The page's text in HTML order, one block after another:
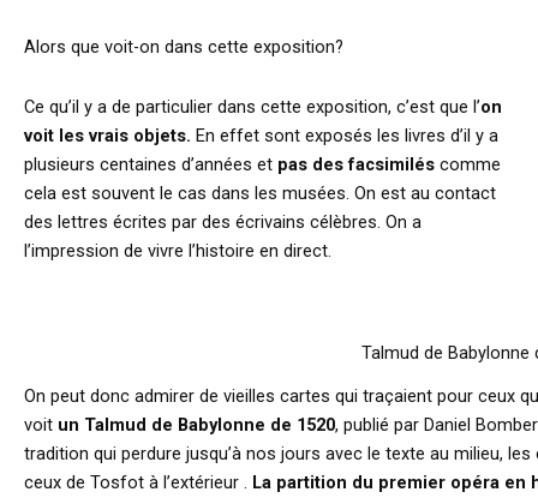
Alors que voit-on dans cette exposition?
Ce qu’il y a de particulier dans cette exposition, c’est que l’on
voit les vrais objets. En effet sont exposés les livres d’il y a
plusieurs centaines d’années et pas des facsimilés comme
cela est souvent le cas dans les musées. On est au contact
des lettres écrites par des écrivains célèbres. On a
l’impression de vivre l’histoire en direct.
Talmud de Babylonne
On peut donc admirer de vieilles cartes qui traçaient pour ceux
voit un Talmud de Babylonne de 1520, publié par Daniel
tradition qui perdure jusqu’à nos jours avec le texte au milieu,
ceux de Tosfot à l’extérieur . La partition du premier opéra en